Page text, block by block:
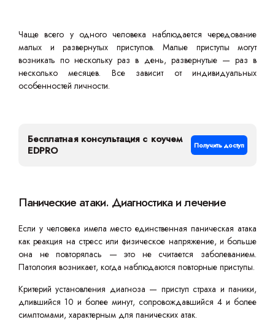
Чаще всего у одного человека наблюдается чередование
малых и развернутых приступов. Малые приступы могут
возникать по нескольку раз в день, развернутые — раз в
несколько месяцев. Все зависит от индивидуальных
особенностей личности.
Бесплатная консультация с коучем
EDPRO
Получить доступ
Панические атаки. Диагностика и лечение
Если у человека имела место единственная паническая атака
как реакция на стресс или физическое напряжение, и больше
она не повторялась — это не считается заболеванием.
Патология возникает, когда наблюдаются повторные приступы.
Критерий установления диагноза — приступ страха и паники,
длившийся 10 и более минут, сопровождавшийся 4 и более
симптомами, характерным для панических атак.